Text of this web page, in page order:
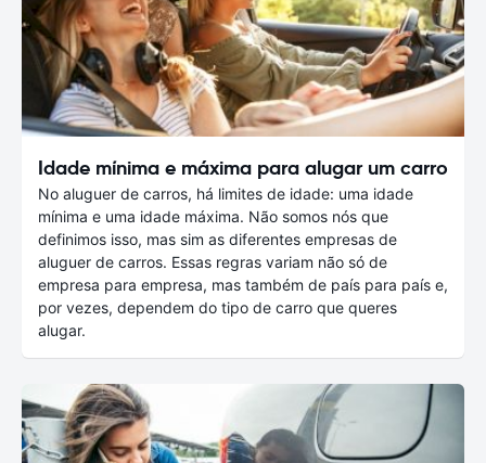
Idade mínima e máxima para alugar um carro
No aluguer de carros, há limites de idade: uma idade
mínima e uma idade máxima. Não somos nós que
definimos isso, mas sim as diferentes empresas de
aluguer de carros. Essas regras variam não só de
empresa para empresa, mas também de país para país e,
por vezes, dependem do tipo de carro que queres
alugar.